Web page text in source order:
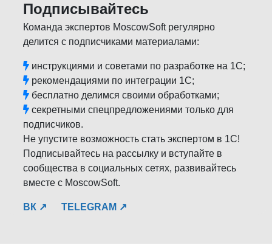
Подписывайтесь
Команда экспертов MoscowSoft регулярно
делится с подписчиками материалами:
инструкциями и советами по разработке на 1С;
рекомендациями по интеграции 1С;
бесплатно делимся своими обработками;
секретными спецпредложениями только для
подписчиков.
Не упустите возможность стать экспертом в 1С!
Подписывайтесь на рассылку и вступайте в
сообщества в социальных сетях, развивайтесь
вместе с MoscowSoft.
ВК ↗ TELEGRAM ↗